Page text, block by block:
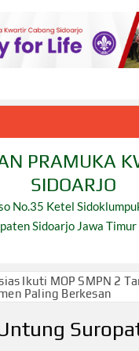
PRAMUKA
SIDOARJO
No.35 Ketel
Sidoarjo Jawa
Ikuti MOP SMPN 2
Paling Berkesan
hingga Taklukkan